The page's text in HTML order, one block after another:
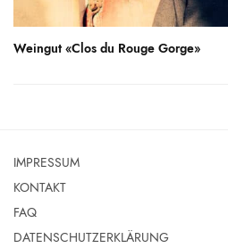
Weingut «Clos du Rouge Gorge»
IMPRESSUM
KONTAKT
FAQ
DATENSCHUTZERKLÄRUNG